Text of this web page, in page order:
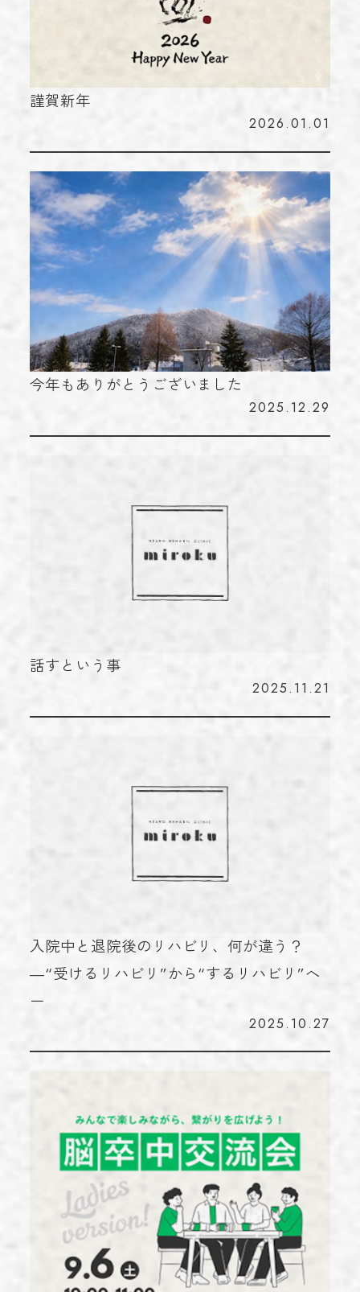
謹賀新年
2026.01.01
今年もありがとうございました
2025.12.29
話すという事
2025.11.21
入院中と退院後のリハビリ、何が違う？
―“受けるリハビリ”から“するリハビリ”へ
ー
2025.10.27